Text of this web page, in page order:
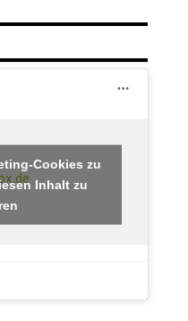
Cookies zu
Inhalt zu